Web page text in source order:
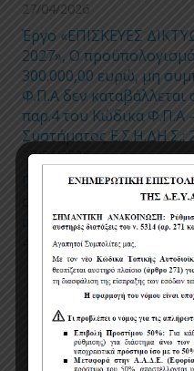
27/04/2026
Έργο «ΕΠΙΣΚΕΥΕΣ
2027», Ο
300.000,00 ευρώ, μη
Φ.Π.Α δεν καταβάλλεται
παρ.4 του Κώδικα Φ.Π.Α
Συστήματος Ε.Σ.Η.ΔΗ.Σ.:
27/04/2026
Προσωρινές ρυθμίσεις
στάθμευσης για την
αντικατάστασης
24/04/2026